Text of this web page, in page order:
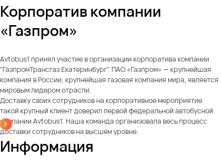
Корпоратив компании
«Газпром»
Avtobus1 принял участие в организации корпоратива компании
"ГазпромТрансгаз Екатеринбург". ПАО «Газпром» — крупнейшая
компания в России, крупнейшая газовая компания мира, является
мировым лидером отрасли.
Доставку своих сотрудников на корпоративное мероприятие
такой крупный клиент доверил первой федеральной автобусной
компании Avtobus1. Наша команда организовала весь процесс
доставки сотрудников на высшем уровне.
Информация